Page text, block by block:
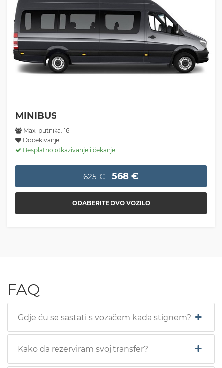
MINIBUS
Max. putnika: 16
Dočekivanje
Besplatno otkazivanje i čekanje
625 € 568 €
ODABERITE OVO VOZILO
FAQ
Gdje ću se sastati s vozačem kada stignem?
Kako da rezerviram svoj transfer?